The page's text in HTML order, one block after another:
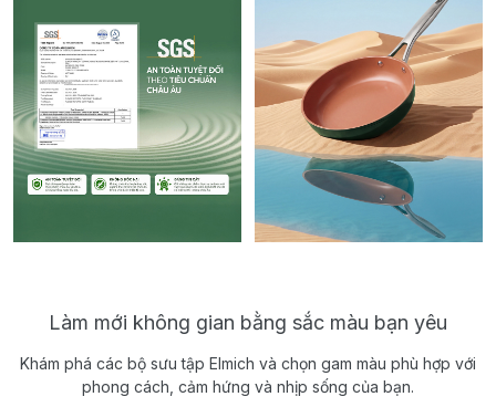
Làm mới không gian bằng sắc màu bạn yêu
Khám phá các bộ sưu tập Elmich và chọn gam màu phù hợp với
phong cách, cảm hứng và nhịp sống của bạn.